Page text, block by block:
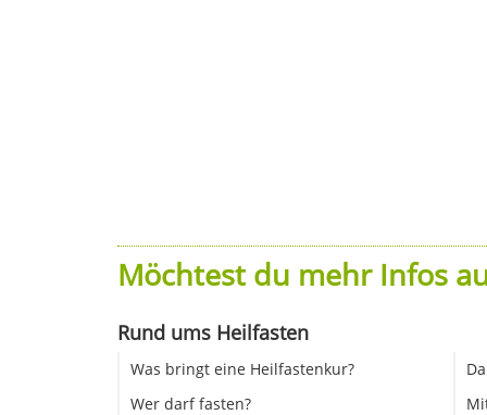
Möchtest du mehr Infos
Rund ums Heilfasten
Was bringt eine Heilfastenkur?
Wer darf fasten?